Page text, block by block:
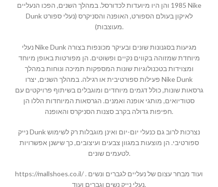
1985 והן היו מיועדות לכדורסל. במהלך השנים, הפכו הנעליים Nike
Dunk לאיקון בעולם הספורט, האופנה והסניקרס (נעלי ספורט
מעוצבות).
נעלי Nike Dunk מגיעות בסגנונות שונים ובעיקר מכונפות בצורה
מיוחדת שמזוהה בקווים נקיים ופשוטים. הן מפורטות באופן מיוחד
ומצוידות בטכנולוגיות שונות המספקות תמיכה ונוחות במהלך
פעילות ספורטיבית או רגילה. במהלך השנים, יצרו Nike Dunk
גרסאות שונות, כולל דגמים מיוחדים ומוגבלים בשיתוף פרויקטים עם
סטודיואים, מותגי אופנה ואמנים. הגרסאות המיוחדות הללו הן
חפיפות גדולה בקרב סצנות הסניקרס והאופנה.
נייק Dunk נצרכות לרוב גם כנעלי יום-יום ואינן מוגבלות רק לשימוש
ספורטיבי. הן מוצעות במגוון צבעים ועיצובים, כך שישנן אפשרויות
לטעמים שונים.
https://mallshoes.co.il/ ועוד מבחר עצום של נעליים לגברים ונשים .
נעלי נייק נשים וגברים ועוד.